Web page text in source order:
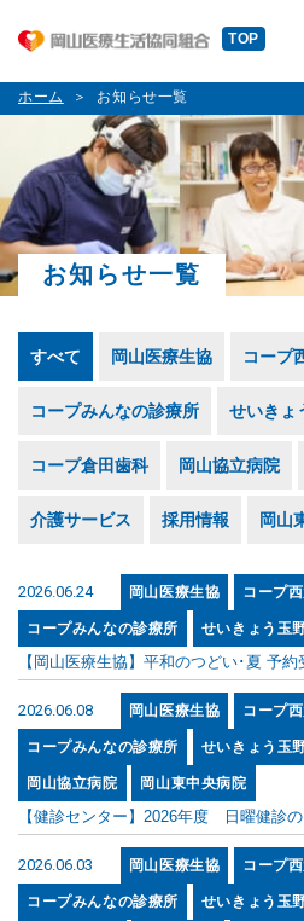
TOP
ホーム お知らせ一覧
お知らせ一覧
すべて 岡山医療生協 コープ
コープみんなの診療所 せいきょ
コープ倉田歯科 岡山協立病院
介護サービス 採用情報 岡山
2026.06.24 岡山医療生協 コープ
コープみんなの診療所 せいきょう玉
【岡山医療生協】平和のつどい･夏 予約
2026.06.08 岡山医療生協 コープ
コープみんなの診療所 せいきょう玉
岡山協立病院 岡山東中央病院
【健診センター】2026年度 日曜健診
2026.06.03 岡山医療生協 コープ
コープみんなの診療所 せいきょう玉